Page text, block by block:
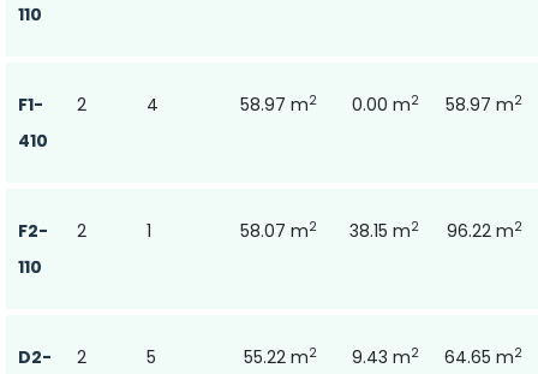
110
F1-
410
2 4 58.97 m2 0.00 m2 58.97 m2
F2-
110
2 1 58.07 m2 38.15 m2 96.22 m2
D2- 2 5 55.22 m2 9.43 m2 64.65 m2